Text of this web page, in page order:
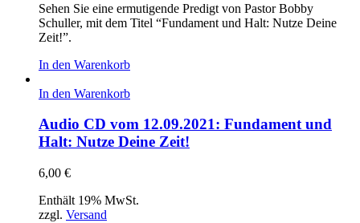
Sehen Sie eine ermutigende Predigt von Pastor Bobby
Schuller, mit dem Titel “Fundament und Halt: Nutze Deine
Zeit!”.
In den Warenkorb
In den Warenkorb
Audio CD vom 12.09.2021: Fundament und
Halt: Nutze Deine Zeit!
6,00 €
Enthält 19% MwSt.
zzgl. Versand